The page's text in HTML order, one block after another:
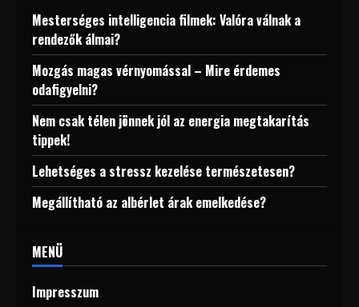
Mesterséges intelligencia filmek: Valóra válnak a
rendezők álmai?
Mozgás magas vérnyomással – Mire érdemes
odafigyelni?
Nem csak télen jönnek jól az energia megtakarítás
tippek!
Lehetséges a stressz kezelése természetesen?
Megállítható az albérlet árak emelkedése?
MENÜ
Impresszum